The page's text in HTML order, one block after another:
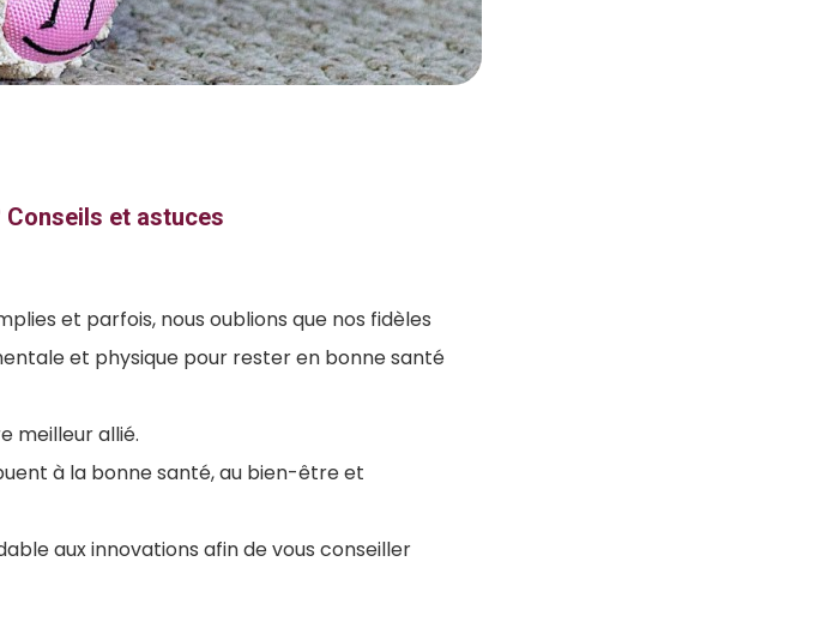
et astuces
et parfois, nous oublions que nos fidèles
et physique pour rester en bonne santé
meilleur allié.
à la bonne santé, au bien-être et
aux innovations afin de vous conseiller